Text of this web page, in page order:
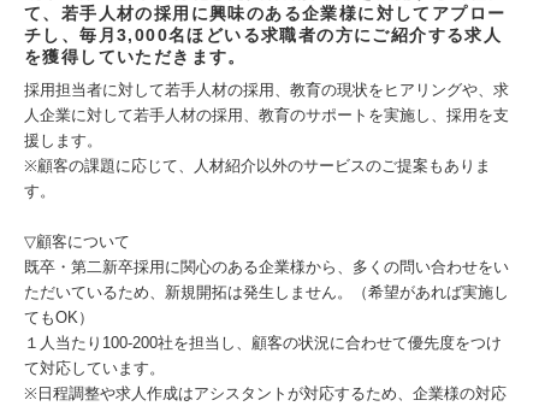
て、若手人材の採用に興味のある企業様に対してアプロー
チし、毎月3,000名ほどいる求職者の方にご紹介する求人
を獲得していただきます。
採用担当者に対して若手人材の採用、教育の現状をヒアリングや、求
人企業に対して若手人材の採用、教育のサポートを実施し、採用を支
援します。
※顧客の課題に応じて、人材紹介以外のサービスのご提案もありま
す。
▽顧客について
既卒・第二新卒採用に関心のある企業様から、多くの問い合わせをい
ただいているため、新規開拓は発生しません。（希望があれば実施し
てもOK）
１人当たり100-200社を担当し、顧客の状況に合わせて優先度をつけ
て対応しています。
※日程調整や求人作成はアシスタントが対応するため、企業様の対応